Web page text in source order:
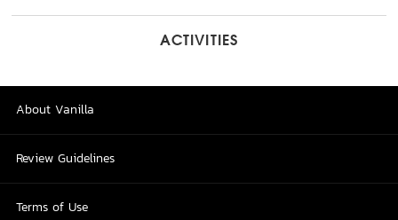
ACTIVITIES
About Vanilla
Review Guidelines
Terms of Use